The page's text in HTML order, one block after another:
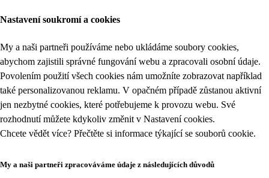
Nastavení soukromí a cookies
My a naši partneři používáme nebo ukládáme soubory cookies,
abychom zajistili správné fungování webu a zpracovali osobní údaje.
Povolením použití všech cookies nám umožníte zobrazovat například
také personalizovanou reklamu. V opačném případě zůstanou aktivní
jen nezbytné cookies, které potřebujeme k provozu webu. Své
rozhodnutí můžete kdykoliv změnit v Nastavení cookies.
Chcete vědět více? Přečtěte si informace týkající se souborů cookie.
My a naši partneři zpracováváme údaje z následujících důvodů